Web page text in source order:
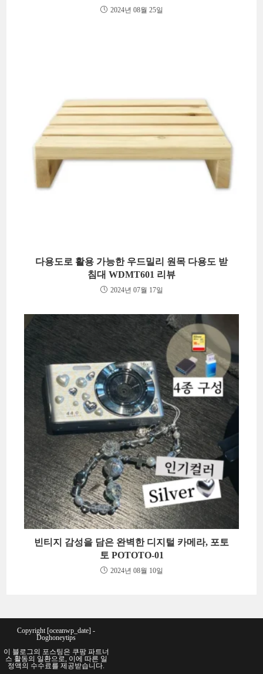
2024년 08월 25일
다용도로 활용 가능한 우드밀리 원목 다용도 받
침대 WDMT601 리뷰
2024년 07월 17일
빈티지 감성을 담은 완벽한 디지털 카메라, 포토
토 POTOTO-01
2024년 08월 10일
Copyright [oceanwp_date] -
Doghoneytips
이 블로그의 포스팅은 쿠팡 파트너
스 활동의 일환으로, 이에 따른 일
정액의 수수료를 제공받습니다.